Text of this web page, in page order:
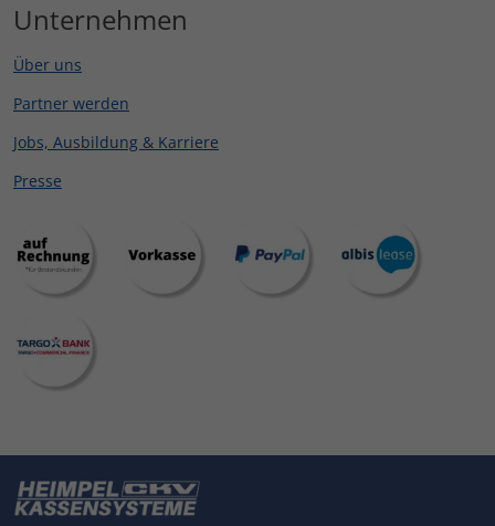
Unternehmen
Über uns
Partner werden
Jobs, Ausbildung & Karriere
Presse